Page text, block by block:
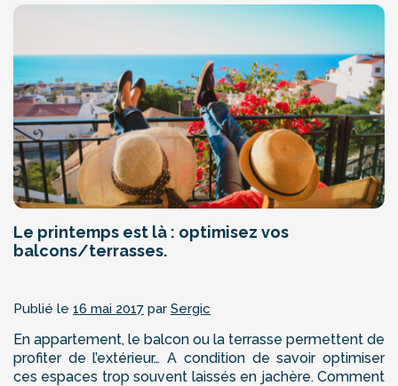
Le printemps est là : optimisez vos
balcons/terrasses.
Publié le 16 mai 2017 par Sergic
En appartement, le balcon ou la terrasse permettent de
profiter de l’extérieur… A condition de savoir optimiser
ces espaces trop souvent laissés en jachère. Comment